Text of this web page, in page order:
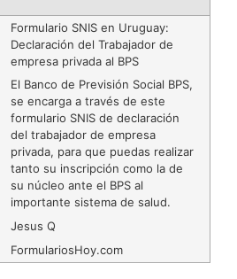
Formulario SNIS en Uruguay:
Declaración del Trabajador de
empresa privada al BPS
El Banco de Previsión Social BPS,
se encarga a través de este
formulario SNIS de declaración
del trabajador de empresa
privada, para que puedas realizar
tanto su inscripción como la de
su núcleo ante el BPS al
importante sistema de salud.
Jesus Q
FormulariosHoy.com